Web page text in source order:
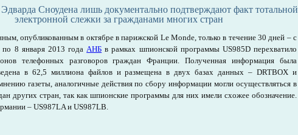
Сноудена лишь документально подтверждают факт тотальной
электронной слежки за гражданами многих стран
опубликованным в октябре в парижской Le Monde, только в течение 30 дней – с
по 8 января 2013 годаАНБ в рамках шпионской программы US985D перехватило
телефонных разговоров граждан Франции. Полученная информация была
в 62,5 миллиона файлов и размещена в двух базах данных – DRTBOX и
газеты, аналогичные действия по сбору информации могли осуществляться в
других стран, так как шпионские программы для них имели схожее обозначение.
– US987LA и US987LB.